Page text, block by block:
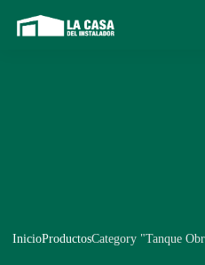
InicioProductosCategory "Tanque